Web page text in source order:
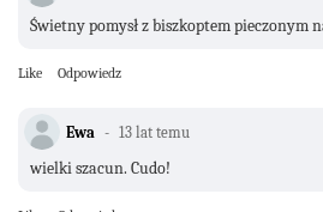
Świetny pomysł z biszkoptem pieczonym
Like Odpowiedz
Ewa 13 lat temu
wielki szacun. Cudo!